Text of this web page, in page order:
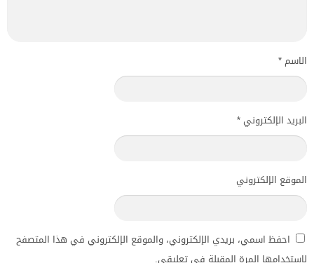
الاسم*
البريد الإلكتروني *
الموقع الإلكتروني
احفظ اسمي، بريدي الإلكتروني، والموقع الإلكتروني في هذا المتصفح
لاستخدامها المرة المقبلة في تعليقي.